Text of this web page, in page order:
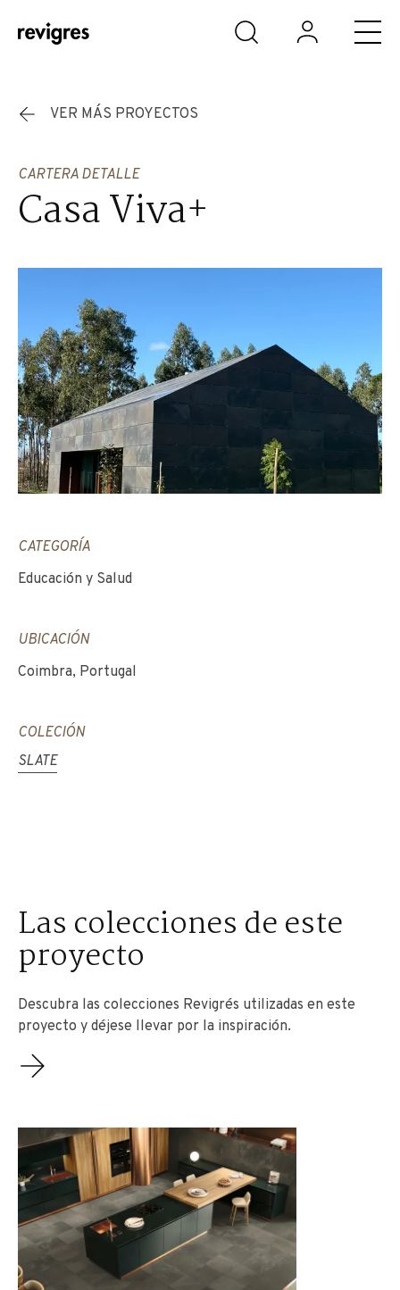
Saltar al contenido principal
VER MÁS PROYECTOS
CARTERA DETALLE
Casa Viva+
CATEGORÍA
Educación y Salud
UBICACIÓN
Coimbra, Portugal
COLECIÓN
SLATE
Las colecciones de este
proyecto
Descubra las colecciones Revigrés utilizadas en este
proyecto y déjese llevar por la inspiración.